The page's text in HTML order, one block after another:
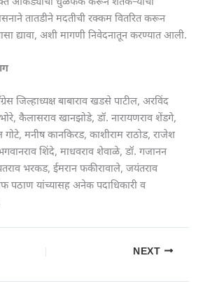
तातडीने मदतीची रक्कम वितरित करून
द्यावा, अशी मागणी निवेदनातून करण्यात आली.
जिल्हाध्यक्ष बाबाराव खडसे पाटील, अरविंद
कैलासराव खानझोडे, डॉ. नारायणराव शेंडगे,
गोटे, मनीष कानकिरड, काशीराम राठोड, राजेश
शिंदे, माधवराव शेवाळे, डॉ. गजानन
भरकड, ईमरान फकीरावाले, जयंतराव
पठाण यांच्यासह अनेक पदाधिकारी व
NEXT